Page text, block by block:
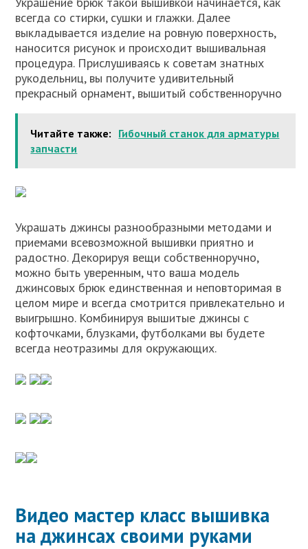
всегда со стирки, сушки и глажки. Далее
выкладывается изделие на ровную поверхность,
наносится рисунок и происходит вышивальная
процедура. Прислушиваясь к советам знатных
рукодельниц, вы получите удивительный
прекрасный орнамент, вышитый собственноручно
Читайте также: Гибочный станок для арматуры
запчасти
Украшать джинсы разнообразными методами и
приемами всевозможной вышивки приятно и
радостно. Декорируя вещи собственноручно,
можно быть уверенным, что ваша модель
джинсовых брюк единственная и неповторимая в
целом мире и всегда смотрится привлекательно и
выигрышно. Комбинируя вышитые джинсы с
кофточками, блузками, футболками вы будете
всегда неотразимы для окружающих.
Видео мастер класс вышивка
на джинсах своими руками